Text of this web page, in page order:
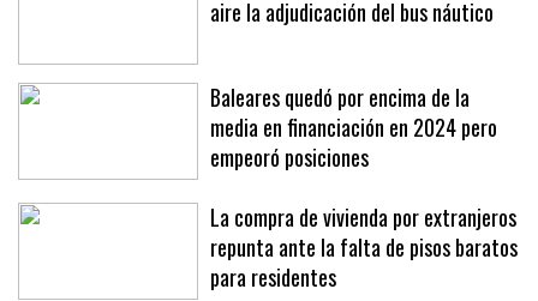
La presión de la patronal deja en el
Baleares quedó por encima de la
media en financiación en 2024 pero
empeoró posiciones
La compra de vivienda por extranjeros
repunta ante la falta de pisos baratos